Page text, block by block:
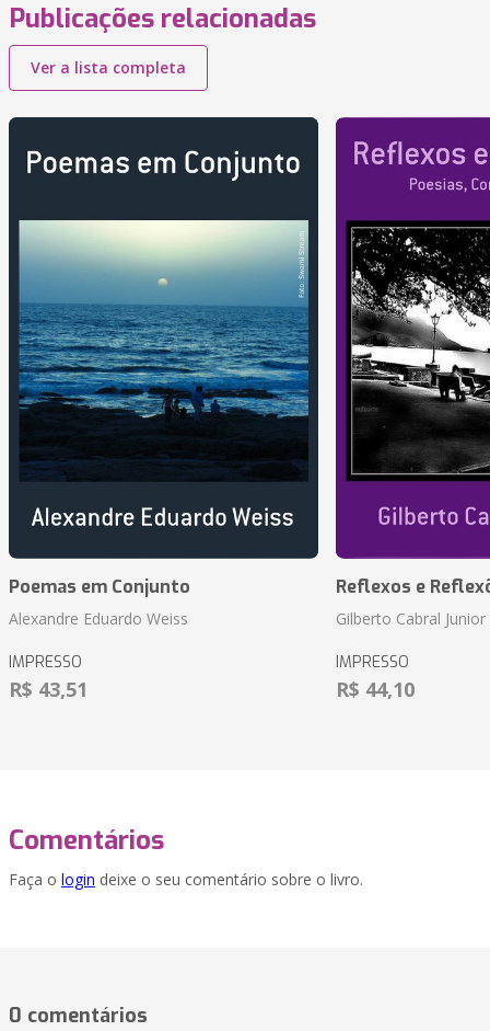
Publicações relacionadas
Ver a lista completa
Poemas em Conjunto
Alexandre Eduardo Weiss
IMPRESSO
R$ 43,51
Reflexos e
Gilberto Cabral Junior
IMPRESSO
R$ 44,10
Comentários
Faça o login deixe o seu comentário sobre o livro.
0 comentários